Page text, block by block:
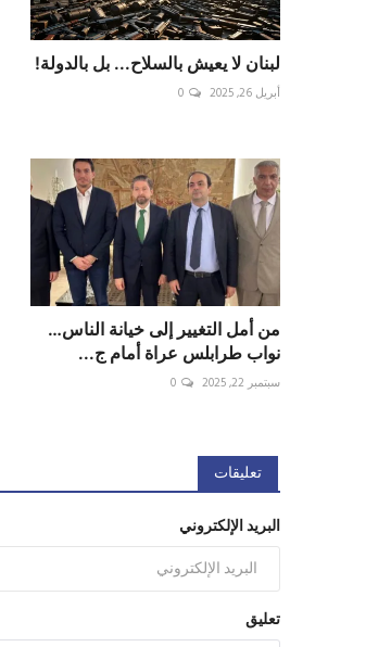
لبنان لا يعيش بالسلاح... بل بالدولة!
أبريل 26, 2025 0
من أمل التغيير إلى خيانة الناس…
نواب طرابلس عراة أمام ج...
سبتمبر 22, 2025 0
تعليقات
البريد الإلكتروني
تعليق